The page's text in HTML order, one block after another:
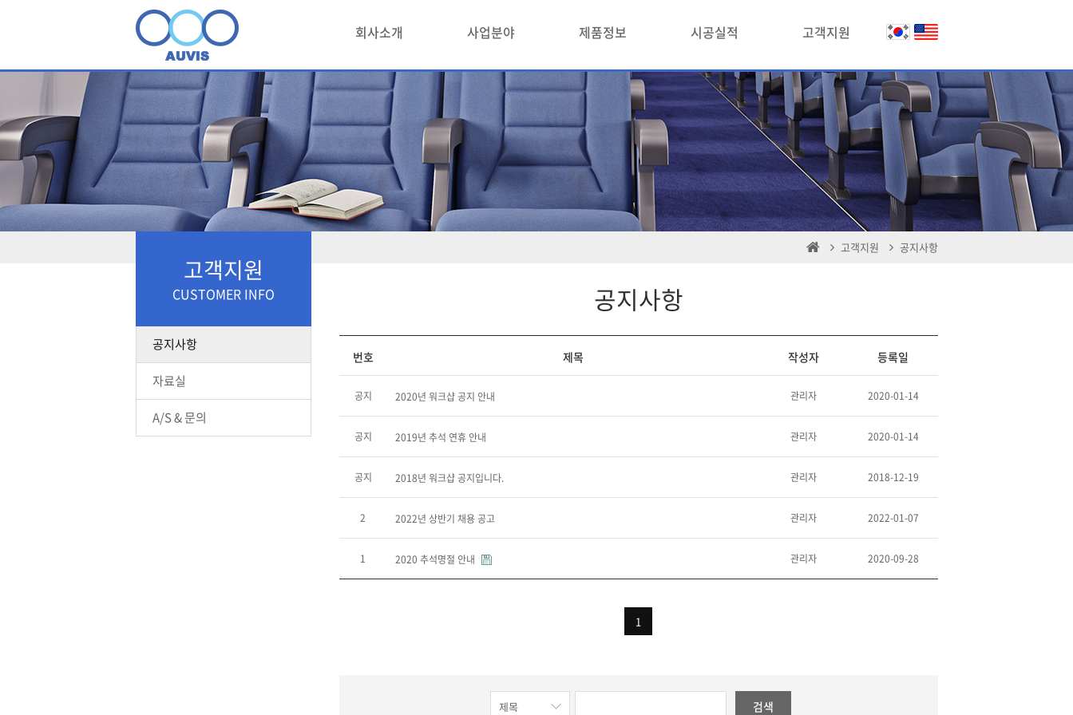
회사소개 사업분야 제품정보 시공실적 고객지원
고객지원 공지사항
고객지원
CUSTOMER INFO
공지사항
자료실
A/S & 문의
공지사항
번호 제목 작성자 등록일
공지 2020년 워크샵 공지 안내 관리자 2020-01-14
공지 2019년 추석 연휴 안내 관리자 2020-01-14
공지 2018년 워크샵 공지입니다. 관리자 2018-12-19
2 2022년 상반기 채용 공고 관리자 2022-01-07
1 2020 추석명절 안내 관리자 2020-09-28
1
검색